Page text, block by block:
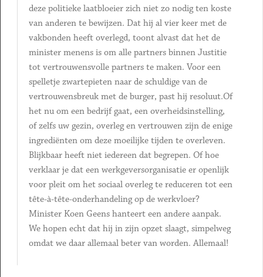
deze politieke laatbloeier zich niet zo nodig ten koste
van anderen te bewijzen. Dat hij al vier keer met de
vakbonden heeft overlegd, toont alvast dat het de
minister menens is om alle partners binnen Justitie
tot vertrouwensvolle partners te maken. Voor een
spelletje zwartepieten naar de schuldige van de
vertrouwensbreuk met de burger, past hij resoluut.Of
het nu om een bedrijf gaat, een overheidsinstelling,
of zelfs uw gezin, overleg en vertrouwen zijn de enige
ingrediënten om deze moeilijke tijden te overleven.
Blijkbaar heeft niet iedereen dat begrepen. Of hoe
verklaar je dat een werkgeversorganisatie er openlijk
voor pleit om het sociaal overleg te reduceren tot een
tête-à-tête-onderhandeling op de werkvloer?
Minister Koen Geens hanteert een andere aanpak.
We hopen echt dat hij in zijn opzet slaagt, simpelweg
omdat we daar allemaal beter van worden. Allemaal!